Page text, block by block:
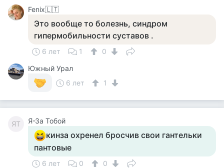
Fenix🇱🇹
Это вообще то болезнь, синдром
гипермобильности суставов .
6 лет 1
0
Южный Урал
6 лет
1
ЯТ Я-За Тобой
кинза охренел бросчив свои гантельки
пантовые
6 лет 0 0